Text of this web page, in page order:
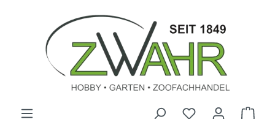
Zum Hauptinhalt springen